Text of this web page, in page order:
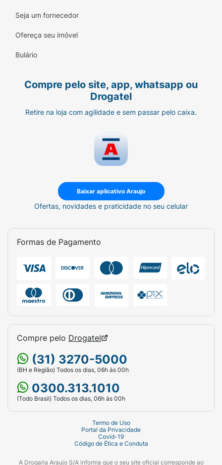
Seja um fornecedor
Ofereça seu imóvel
Bulário
Compre pelo site, app, whatsapp ou
Drogatel
Retire na loja com agilidade e sem passar pelo caixa.
Baixar aplicativo Araujo
Ofertas, novidades e praticidade no seu celular
Formas de Pagamento
Compre pelo Drogatel
(31) 3270-5000
(BH e Região) Todos os dias, 06h às 00h
0300.313.1010
(Todo Brasil) Todos os dias, 06h às 00h
Termo de Uso
Portal da Privacidade
Covid-19
Código de Ética e Conduta
A Drogaria Araujo S/A informa que o seu site oficial corresponde ao